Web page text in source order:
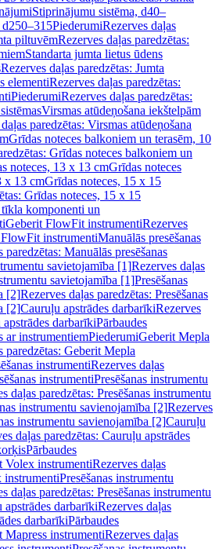
Stiprinājumu sistēma, d40–
d250–315PiederumiRezerves daļas
piltuvēmRezerves daļas paredzētas:
Standarta jumta lietus ūdens
Rezerves daļas paredzētas: Jumta
elementiRezerves daļas paredzētas:
PiederumiRezerves daļas paredzētas:
Virsmas atūdeņošana iekštelpām
paredzētas: Virsmas atūdeņošana
Grīdas noteces balkoniem un terasēm, 10
Grīdas noteces balkoniem un
noteces, 13 x 13 cmGrīdas noteces
x 13 cmGrīdas noteces, 15 x 15
Grīdas noteces, 15 x 15
komponenti un
Geberit FlowFit instrumentiRezerves
FlowFit instrumentiManuālās presēšanas
paredzētas: Manuālās presēšanas
savietojamība [1]Rezerves daļas
savietojamība [1]Presēšanas
[2]Rezerves daļas paredzētas: Presēšanas
[2]Cauruļu apstrādes darbarīkiRezerves
darbarīkiPārbaudes
ar instrumentiemPiederumiGeberit Mepla
paredzētas: Geberit Mepla
instrumentiRezerves daļas
instrumentiPresēšanas instrumentu
daļas paredzētas: Presēšanas instrumentu
instrumentu savienojamība [2]Rezerves
instrumentu savienojamība [2]Cauruļu
daļas paredzētas: Cauruļu apstrādes
Pārbaudes
Volex instrumentiRezerves daļas
instrumentiPresēšanas instrumentu
daļas paredzētas: Presēšanas instrumentu
apstrādes darbarīkiRezerves daļas
darbarīkiPārbaudes
Mapress instrumentiRezerves daļas